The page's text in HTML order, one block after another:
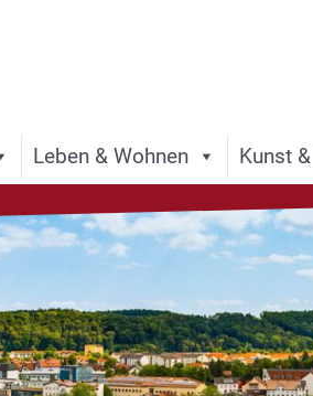
Leben & Wohnen Kunst